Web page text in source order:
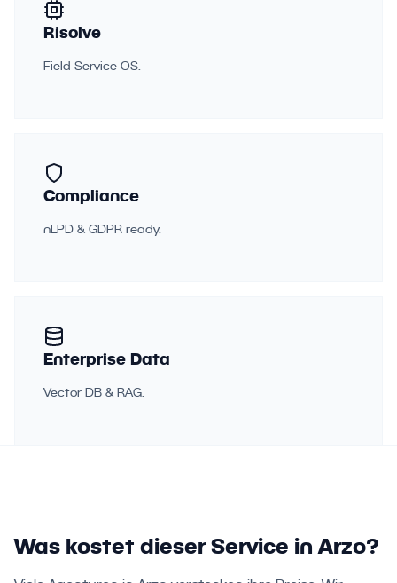
Risolve
Field Service OS.
Compliance
nLPD & GDPR ready.
Enterprise Data
Vector DB & RAG.
Was kostet dieser Service in Arzo?